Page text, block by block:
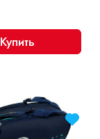
Купить